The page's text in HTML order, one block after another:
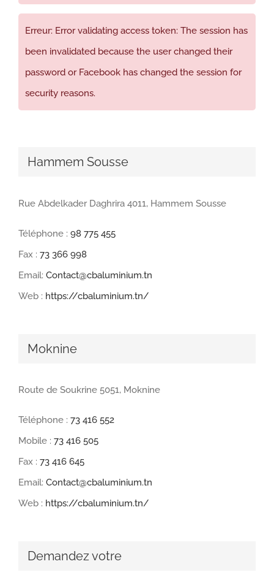
Erreur: Error validating access token: The session has
been invalidated because the user changed their
password or Facebook has changed the session for
security reasons.
Hammem Sousse
Rue Abdelkader Daghrira 4011, Hammem Sousse
Téléphone : 98 775 455
Fax : 73 366 998
Email: Contact@cbaluminium.tn
Web : https://cbaluminium.tn/
Moknine
Route de Soukrine 5051, Moknine
Téléphone : 73 416 552
Mobile : 73 416 505
Fax : 73 416 645
Email: Contact@cbaluminium.tn
Web : https://cbaluminium.tn/
Demandez votre